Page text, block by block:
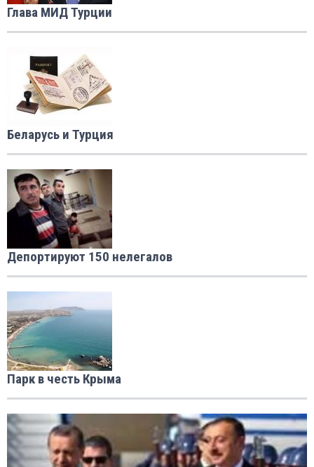
Глава МИД Турции
Беларусь и Турция
Депортируют 150 нелегалов
Парк в честь Крыма